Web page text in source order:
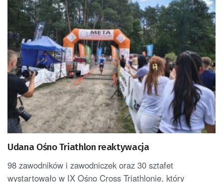
Udana Ośno Triathlon reaktywacja
98 zawodników i zawodniczek oraz 30 sztafet
wystartowało w IX Ośno Cross Triathlonie, który